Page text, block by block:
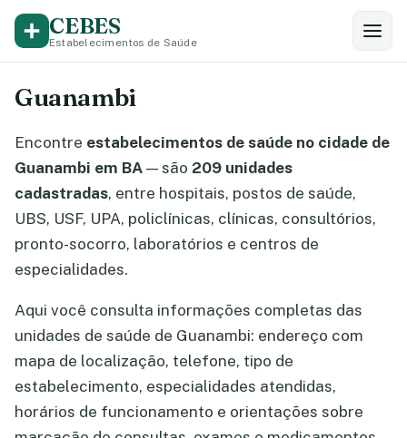
CEBES
Estabelecimentos de Saúde
Guanambi
Encontre estabelecimentos de saúde no cidade de
Guanambi em BA — são 209 unidades
cadastradas, entre hospitais, postos de saúde,
UBS, USF, UPA, policlínicas, clínicas, consultórios,
pronto-socorro, laboratórios e centros de
especialidades.
Aqui você consulta informações completas das
unidades de saúde de Guanambi: endereço com
mapa de localização, telefone, tipo de
estabelecimento, especialidades atendidas,
horários de funcionamento e orientações sobre